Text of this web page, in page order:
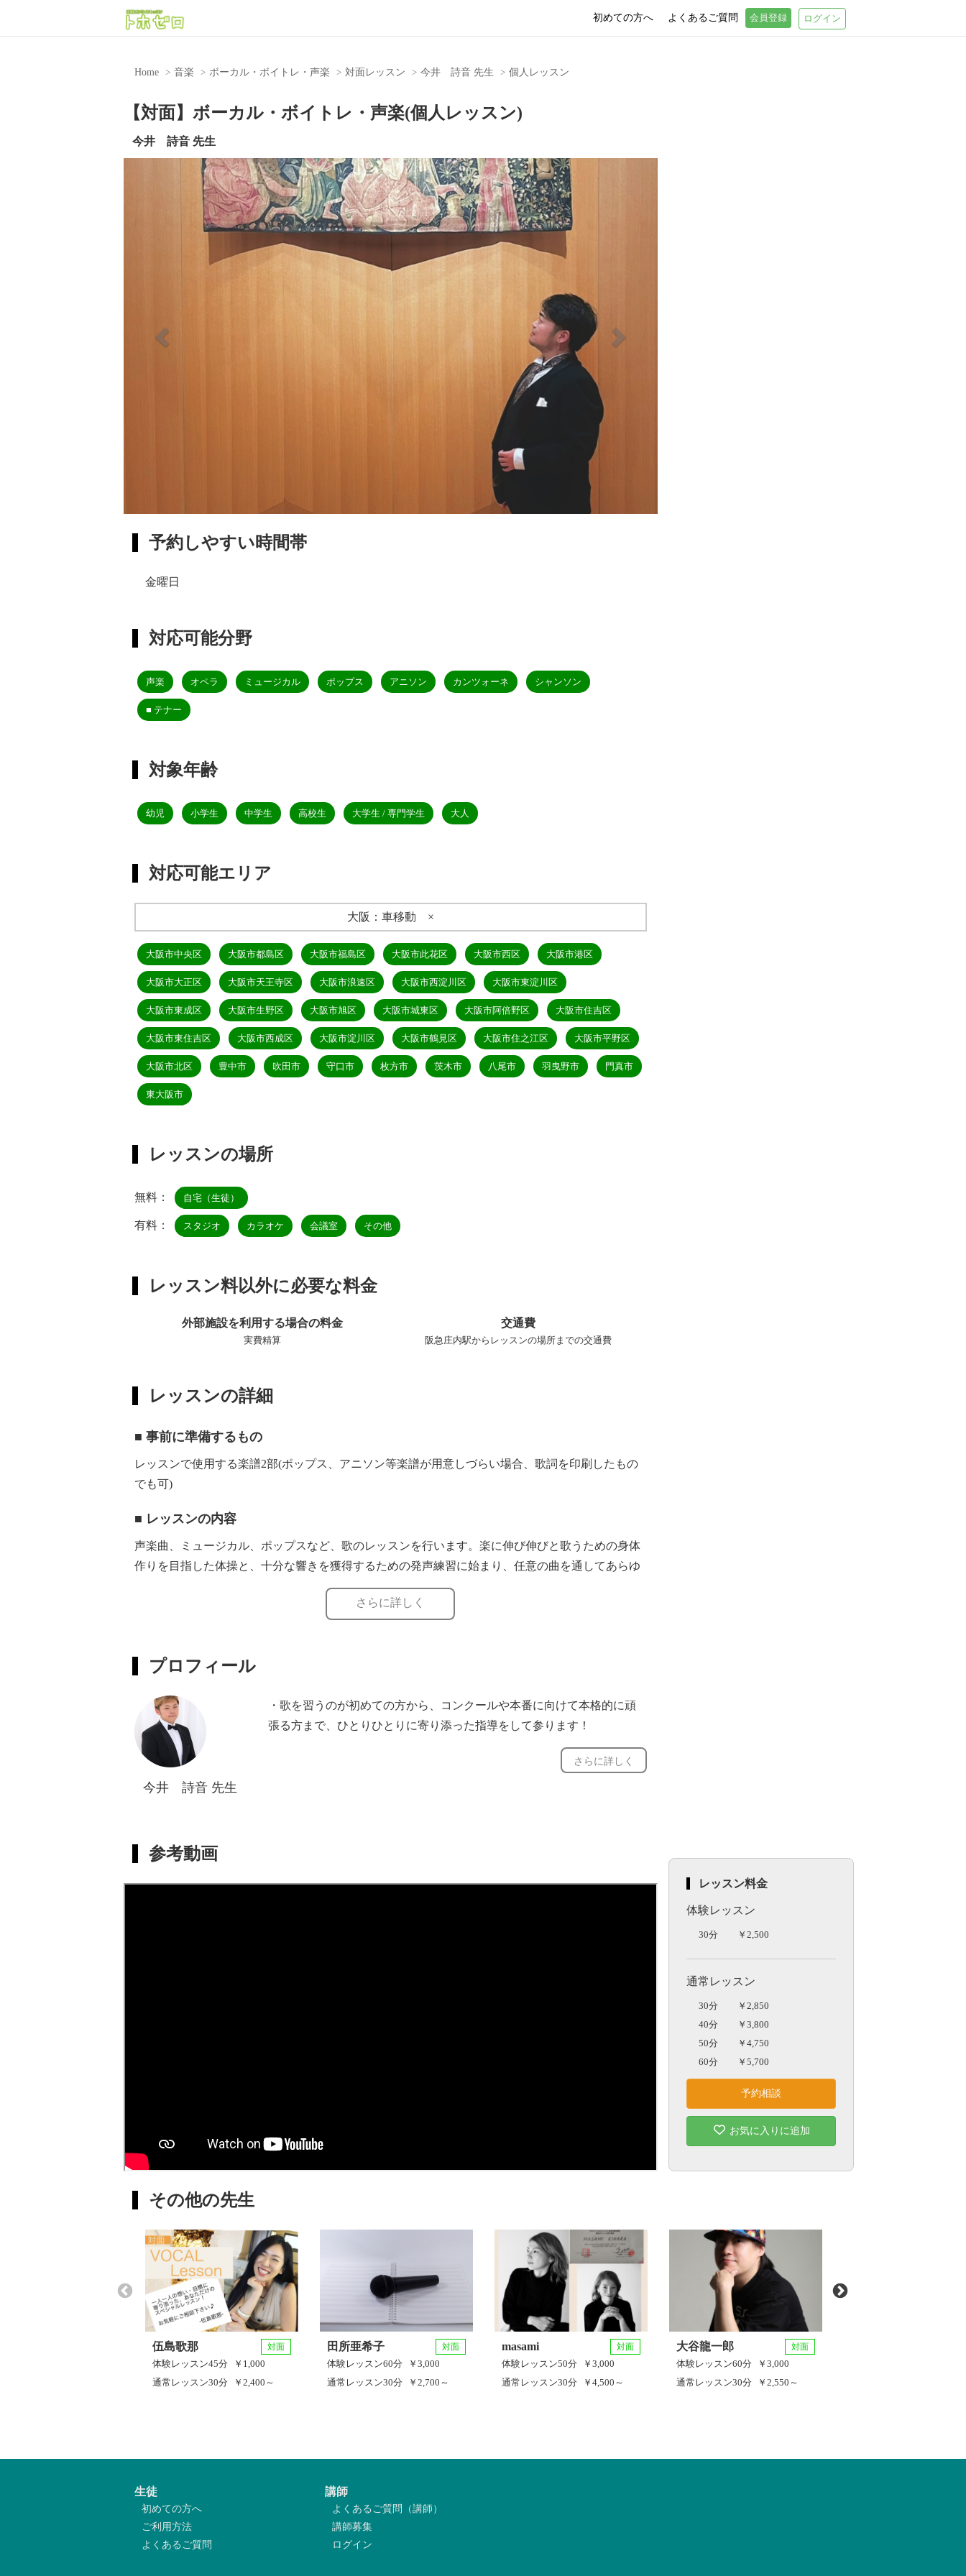
Home 音楽 ボーカル・ボイトレ・声楽 対面レッスン 今井 詩音 先生 個人レッスン
【対面】ボーカル・ボイトレ・声楽(個人レッスン)
今井 詩音 先生
Previous
予約しやすい時間帯
金曜日
対応可能分野
声楽 オペラ ミュージカル ポップス アニソン カンツォーネ シャンソン
■ テナー
対象年齢
幼児 小学生 中学生 高校生 大学生 / 専門学生 大人
対応可能エリア
大阪：車移動 ×
大阪市中央区 大阪市都島区 大阪市福島区 大阪市此花区 大阪市西区 大阪市港区
大阪市大正区 大阪市天王寺区 大阪市浪速区 大阪市西淀川区 大阪市東淀川区
大阪市東成区 大阪市生野区 大阪市旭区 大阪市城東区 大阪市阿倍野区 大阪市住吉区
大阪市東住吉区 大阪市西成区 大阪市淀川区 大阪市鶴見区 大阪市住之江区 大阪市平野区
大阪市北区 豊中市 吹田市 守口市 枚方市 茨木市 八尾市 羽曳野市 門真市
東大阪市
レッスンの場所
無料： 自宅（生徒）
有料： スタジオ カラオケ 会議室 その他
レッスン料以外に必要な料金
外部施設を利用する場合の料金 交通費
実費精算 阪急庄内駅からレッスンの場所までの交通費
レッスンの詳細
■ 事前に準備するもの
レッスンで使用する楽譜2部(ポップス、アニソン等楽譜が用意しづらい場合、歌詞を印刷したもの
でも可)
■ レッスンの内容
声楽曲、ミュージカル、ポップスなど、歌のレッスンを行います。楽に伸び伸びと歌うための身体
作りを目指した体操と、十分な響きを獲得するための発声練習に始まり、任意の曲を通してあらゆ
る曲を楽しく自由に演奏するためのエッセンスをお伝え出来ればと思います。
さらに詳しく
プロフィール
今井 詩音 先生
・歌を習うのが初めての方から、コンクールや本番に向けて本格的に頑
張る方まで、ひとりひとりに寄り添った指導をして参ります！
・お子様〜シニアの方まで、幅広い年齢層の皆様に歌唱指導しておりま
大阪音楽大学音楽学部音楽学科声楽専攻卒業。卒業時に優秀賞受賞。同
さらに詳しく
参考動画
レッスン料金
体験レッスン
30分 ￥2,500
通常レッスン
30分
￥2,850
40分
￥3,800
50分
￥4,750
60分
￥5,700
予約相談
お気に入りに追加
その他の先生
伍島歌那 対面
体験レッスン45分
￥1,000
通常レッスン30分 ￥2,400～
田所亜希子 対面
体験レッスン60分
￥3,000
通常レッスン30分 ￥2,700～
masami 対面
体験レッスン50分
￥3,000
通常レッスン30分 ￥4,500～
大谷龍一郎 対面
体験レッスン60分
￥3,000
通常レッスン30分 ￥2,550～
生徒
初めての方へ
ご利用方法
よくあるご質問
講師
よくあるご質問（講師）
講師募集
ログイン
初めての方へ よくあるご質問 会員登録 ログイン